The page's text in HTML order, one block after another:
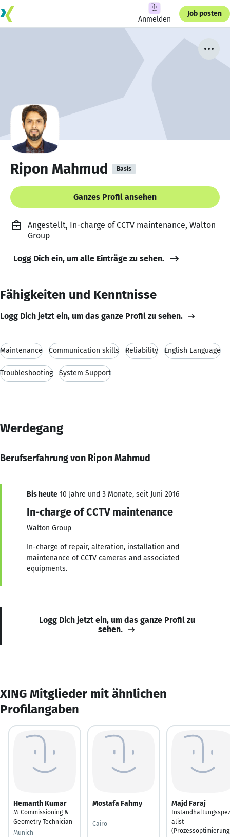
Anmelden
Job posten
Ripon Mahmud Basis
Ganzes Profil ansehen
Angestellt, In-charge of CCTV maintenance, Walton
Group
Logg Dich ein, um alle Einträge zu sehen.
Fähigkeiten und Kenntnisse
Logg Dich jetzt ein, um das ganze Profil zu sehen.
Maintenance Communication skills Reliability English Language
Troubleshooting System Support
Werdegang
Berufserfahrung von Ripon Mahmud
Bis heute 10 Jahre und 3 Monate, seit Juni 2016
In-charge of CCTV maintenance
Walton Group
In-charge of repair, alteration, installation and
maintenance of CCTV cameras and associated
equipments.
Logg Dich jetzt ein, um das ganze Profil zu
sehen.
XING Mitglieder mit ähnlichen
Profilangaben
Hemanth Kumar
M-Commissioning &
Geometry Technician
Munich
Mostafa Fahmy
---
Cairo
Majd Faraj
alist